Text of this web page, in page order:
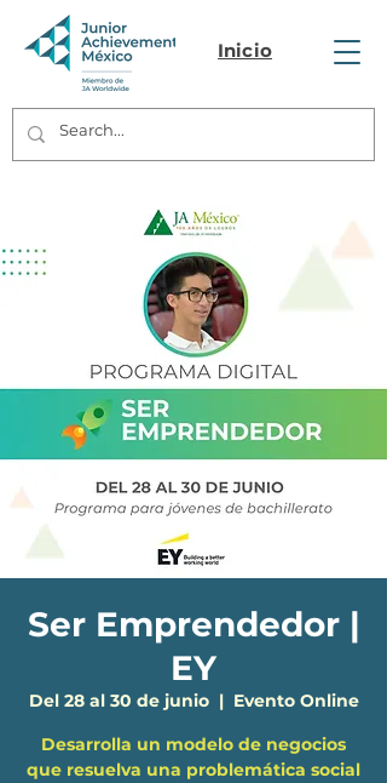
Inicio
Ser Emprendedor |
EY
Del 28 al 30 de junio
  |
Evento Online
Desarrolla un modelo de negocios
que resuelva una problemática social